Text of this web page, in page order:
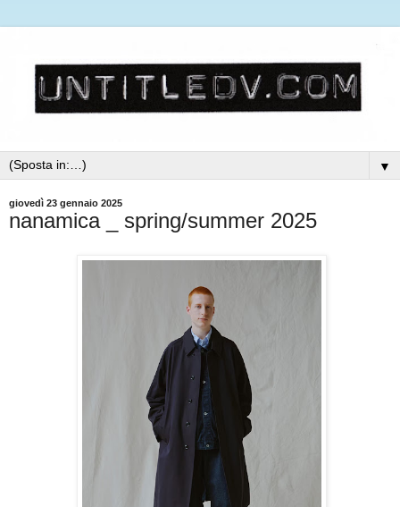
▼
giovedì 23 gennaio 2025
nanamica _ spring/summer 2025